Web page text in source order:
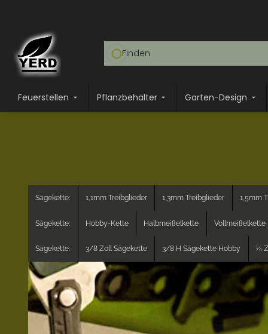
Feuerstellen Pflanzbehälter Garten-Design
Sägekette: 1,1mm Treibglieder 1,3mm Treibglieder 1,5mm
Sägekette: Hobby-Kette Halbmeißelkette Vollmeißelkette
Sägekette: 3/8 Zoll Sägekette 3/8 H Sägekette Hobby ¼